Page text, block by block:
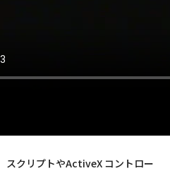
スクリプトやActiveX コントロー